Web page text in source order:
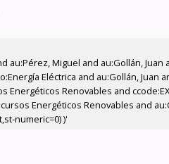
au:Pérez, Miguel and au:Gollán,
Eléctrica and au:Gollán, Juan
Renovables and
Energéticos Renovables and
numeric=0) )'